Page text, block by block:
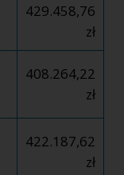
429.458,76
zł
408.264,22
zł
422.187,62
zł